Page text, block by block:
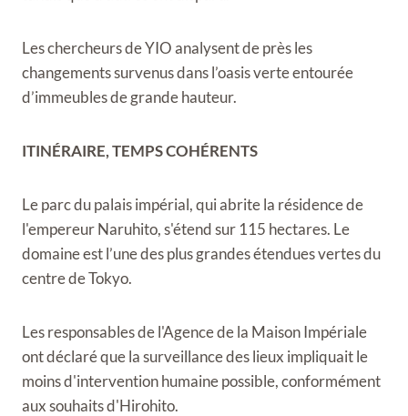
Les chercheurs de YIO analysent de près les
changements survenus dans l’oasis verte entourée
d’immeubles de grande hauteur.
ITINÉRAIRE, TEMPS COHÉRENTS
Le parc du palais impérial, qui abrite la résidence de
l'empereur Naruhito, s'étend sur 115 hectares. Le
domaine est l’une des plus grandes étendues vertes du
centre de Tokyo.
Les responsables de l'Agence de la Maison Impériale
ont déclaré que la surveillance des lieux impliquait le
moins d'intervention humaine possible, conformément
aux souhaits d'Hirohito.